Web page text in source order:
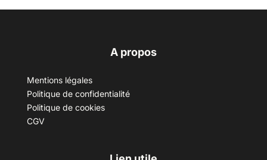
A propos
Mentions légales
Politique de confidentialité
Politique de cookies
CGV